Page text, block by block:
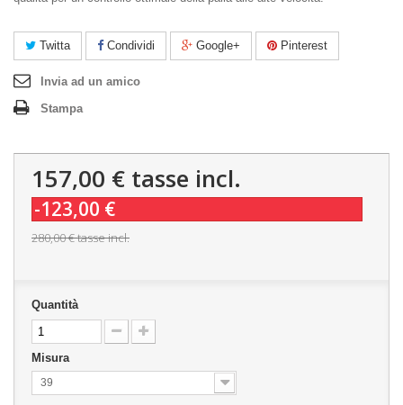
Twitta Condividi Google+ Pinterest
Invia ad un amico
Stampa
157,00 € tasse incl.
-123,00 €
280,00 €tasse incl.
Quantità
Misura
39